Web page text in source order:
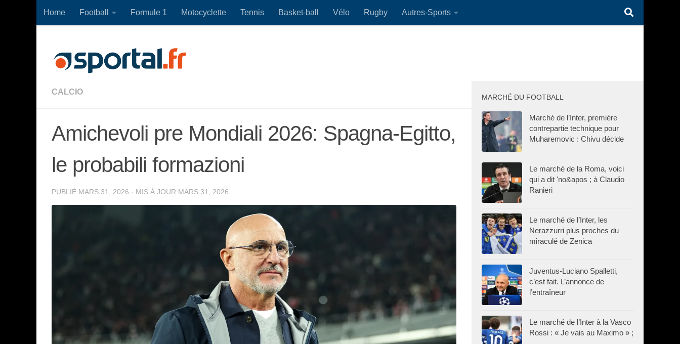
Skip to content
Home Football Formule 1 Motocyclette Tennis Basket-ball Vélo Rugby Autres-Sports
CALCIO
Amichevoli pre Mondiali 2026: Spagna-Egitto,
le probabili formazioni
PUBLIÉ MARS 31, 2026 · MIS À JOUR MARS 31, 2026
MARCHÉ DU FOOTBALL
Marché de l’Inter, première
contrepartie technique pour
Muharemovic : Chivu décide
Le marché de la Roma, voici
qui a dit 'no&apos ; à Claudio
Ranieri
Le marché de l’Inter, les
Nerazzurri plus proches du
miraculé de Zenica
Juventus-Luciano Spalletti,
c’est fait. L’annonce de
l’entraîneur
Le marché de l’Inter à la Vasco
Rossi : « Je vais au Maximo » ;